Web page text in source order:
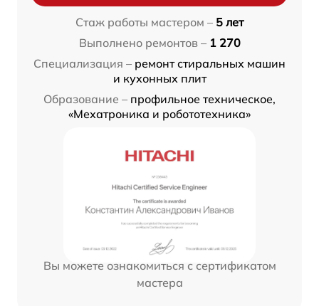
Стаж работы мастером – 5 лет
Выполнено ремонтов – 1 270
Специализация – ремонт стиральных машин
и кухонных плит
Образование – профильное техническое,
«Мехатроника и робототехника»
Вы можете ознакомиться с сертификатом
мастера